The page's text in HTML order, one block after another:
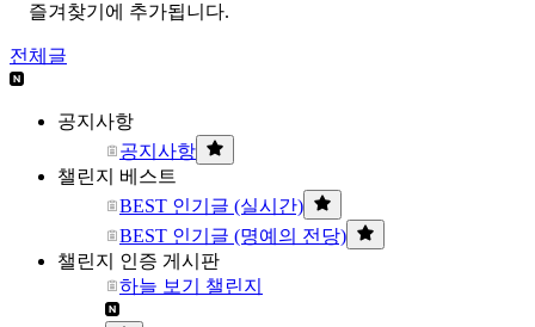
즐겨찾기에 추가됩니다.
전체글
공지사항
공지사항
챌린지 베스트
BEST 인기글 (실시간)
BEST 인기글 (명예의 전당)
챌린지 인증 게시판
하늘 보기 챌린지